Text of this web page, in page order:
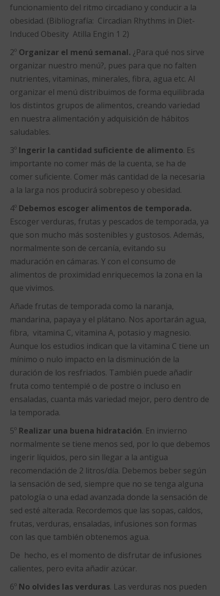
funcionamiento del ritmo circadiano y conducir a la
obesidad. (Bibliografía: Circadian Rhythms in Diet-
Induced Obesity Atilla Engin 1 2)
2º Organizar el menú semanal. ¿Para qué nos sirve
organizar nuestro menú?, pues para que no falten
nutrientes, vitaminas, minerales, fibra, agua etc. Al
organizar el menú distribuimos de forma equilibrada
los distintos grupos de alimentos, creando variedad
en nuestra alimentación y adquisición de hábitos
saludables.
3º Ingerir la cantidad suficiente de alimento. Es
importante no comer más de la cuenta, se ha de
comer suficiente. Comer más cantidad de la necesaria
a la larga nos producirá sobrepeso y obesidad.
4º Debemos escoger alimentos de temporada.
Escoger verduras, frutas y pescados de temporada, ya
que son mucho más sostenibles y gustosos. Además,
normalmente son de cercanía, evitando su
maduración en cámaras. Y con el consumo de
alimentos de proximidad enriquecemos la zona en la
que vivimos.
Añade frutas de temporada como la naranja,
mandarina, papaya y el plátano. Nos aportarán agua,
fibra, vitamina C, vitamina A, potasio y magnesio.
Aunque los estudios indican que la vitamina C tiene un
mínimo o nulo impacto en la disminución de la
duración de los resfriados. También puede añadir
fruta como tentempié o de postre o incluso en
ensaladas, cuanta más variedad mejor, pero dentro de
la temporada.
5º Realizar una buena hidratación. En invierno
normalmente se tiene menos sed, por lo que debemos
ingerir líquidos, pero sin llegar a la antigua
recomendación de 2 litros/día. Debemos beber según
la sensación de sed, siempre que no se tenga alguna
patología o una edad avanzada donde la sensación de
sed esté alterada. Recordemos que las sopas, caldos,
frutas, verduras, ensaladas, infusiones son formas
con las que también obtenemos agua.
De hecho, es el momento de disfrutar de infusiones
calientes, pero evita añadir azúcar.
6º No olvides las verduras. Las verduras nos pueden